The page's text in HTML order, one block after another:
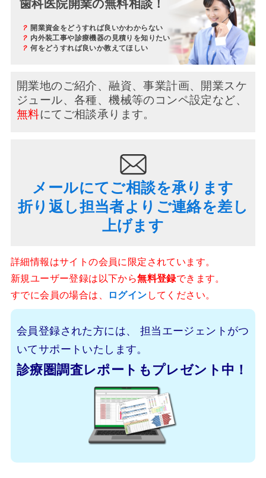
？開業資金をどうすれば良いかわからない
？ 内外装工事や診療機器の見積りを知りたい
？何をどうすれば良いか教えてほしい
開業地のご紹介、融資、事業計画、開業スケ
ジュール、 各種、機械等のコンペ設定など、
無料にてご相談承ります。
メールにてご相談を承ります
折り返し担当者よりご連絡を差し
上げます
詳細情報はサイトの会員に限定されています。
新規ユーザー登録は以下から無料登録できます。
すでに会員の場合は、
ログインしてください。
会員登録された方には、
担当エージェントがつ
いてサポートいたします。
診療圏調査レポートもプレゼント中！